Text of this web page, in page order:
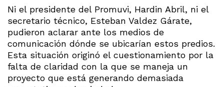
Ni el presidente del Promuvi, Hardin Abril, ni el
secretario técnico, Esteban Valdez Gárate,
pudieron aclarar ante los medios de
comunicación dónde se ubicarían estos predios.
Esta situación originó el cuestionamiento por la
falta de claridad con la que se maneja un
proyecto que está generando demasiada